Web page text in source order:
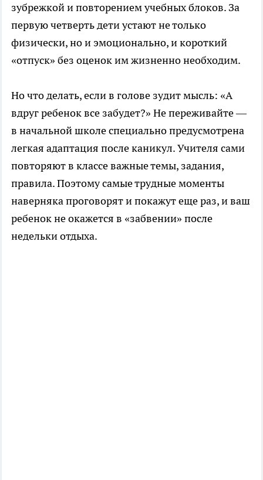
зубрежкой и повторением учебных блоков. За
первую четверть дети устают не только
физически, но и эмоционально, и короткий
«отпуск» без оценок им жизненно необходим.
Но что делать, если в голове зудит мысль: «А
вдруг ребенок все забудет?» Не переживайте —
в начальной школе специально предусмотрена
легкая адаптация после каникул. Учителя сами
повторяют в классе важные темы, задания,
правила. Поэтому самые трудные моменты
наверняка проговорят и покажут еще раз, и ваш
ребенок не окажется в «забвении» после
недельки отдыха.